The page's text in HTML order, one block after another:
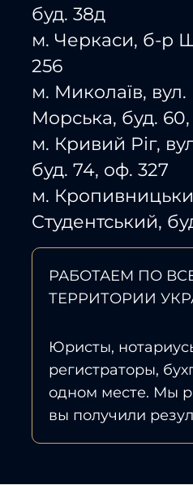
буд. 38д
м. Черкаси, б-р
256
м. Миколаїв,
Морська, буд. 60,
м. Кривий Ріг,
буд. 74, оф. 327
м.
Студентський,
РАБОТАЕМ ПО
ТЕРРИТОРИИ
Юристы,
регистраторы,
одном месте. Мы
вы получили